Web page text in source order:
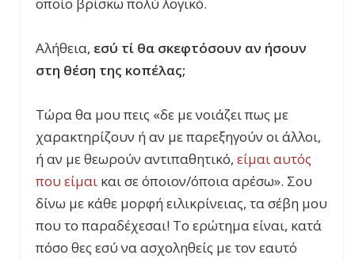
Αλήθεια, εσύ τί θα σκεφτόσουν αν ήσουν
στη θέση της κοπέλας;
Τώρα θα μου πεις «δε με νοιάζει πως με
χαρακτηρίζουν ή αν με παρεξηγούν οι άλλοι,
ή αν με θεωρούν αντιπαθητικό, είμαι αυτός
που είμαι και σε όποιον/όποια αρέσω». Σου
δίνω με κάθε μορφή ειλικρίνειας, τα σέβη μου
που το παραδέχεσαι! Το ερώτημα είναι, κατά
πόσο θες εσύ να ασχοληθείς με τον εαυτό